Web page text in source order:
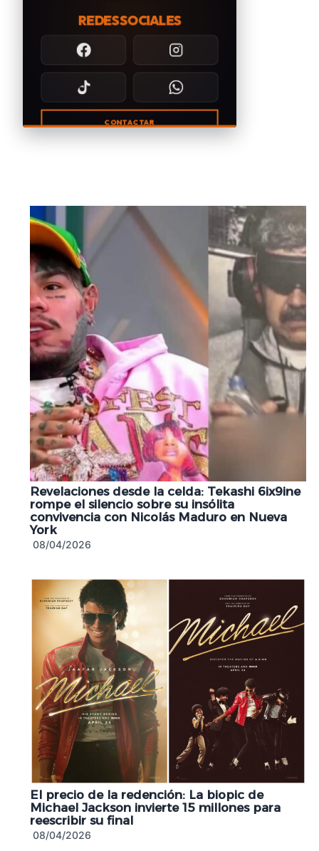
REDES SOCIALES
CONTACTAR
Revelaciones desde la celda: Tekashi 6ix9ine
rompe el silencio sobre su insólita
convivencia con Nicolás Maduro en Nueva
York
08/04/2026
El precio de la redención: La biopic de
Michael Jackson invierte 15 millones para
reescribir su final
08/04/2026